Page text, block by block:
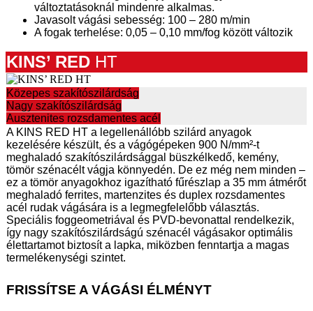
változtatásoknál mindenre alkalmas.
Javasolt vágási sebesség: 100 – 280 m/min
A fogak terhelése: 0,05 – 0,10 mm/fog között változik
KINS’ RED HT
Közepes szakítószilárdság
Nagy szakítószilárdság
Ausztenites rozsdamentes acél
A KINS RED HT a legellenállóbb szilárd anyagok
kezelésére készült, és a vágógépeken 900 N/mm²-t
meghaladó szakítószilárdsággal büszkélkedő, kemény,
tömör szénacélt vágja könnyedén. De ez még nem minden –
ez a tömör anyagokhoz igazítható fűrészlap a 35 mm átmérőt
meghaladó ferrites, martenzites és duplex rozsdamentes
acél rudak vágására is a legmegfelelőbb választás.
Speciális foggeometriával és PVD-bevonattal rendelkezik,
így nagy szakítószilárdságú szénacél vágásakor optimális
élettartamot biztosít a lapka, miközben fenntartja a magas
termelékenységi szintet.
FRISSÍTSE A VÁGÁSI ÉLMÉNYT